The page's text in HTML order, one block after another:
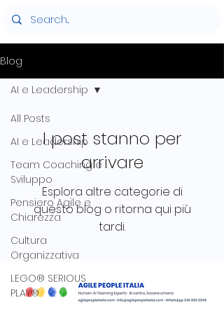
Blog
All Posts
AI e Leadership
Team Coaching e
Sviluppo
Pensiero Agile e
Chiarezza
Cultura
Organizzativa
LEGO® SERIOUS
PLAY®
AI e Leadership
I post stanno per
arrivare
Esplora altre categorie di
questo blog o ritorna qui più
tardi.